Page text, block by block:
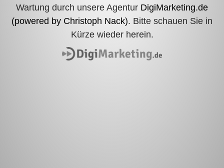
Wartung durch unsere Agentur DigiMarketing.de
(powered by Christoph Nack). Bitte schauen Sie in
Kürze wieder herein.